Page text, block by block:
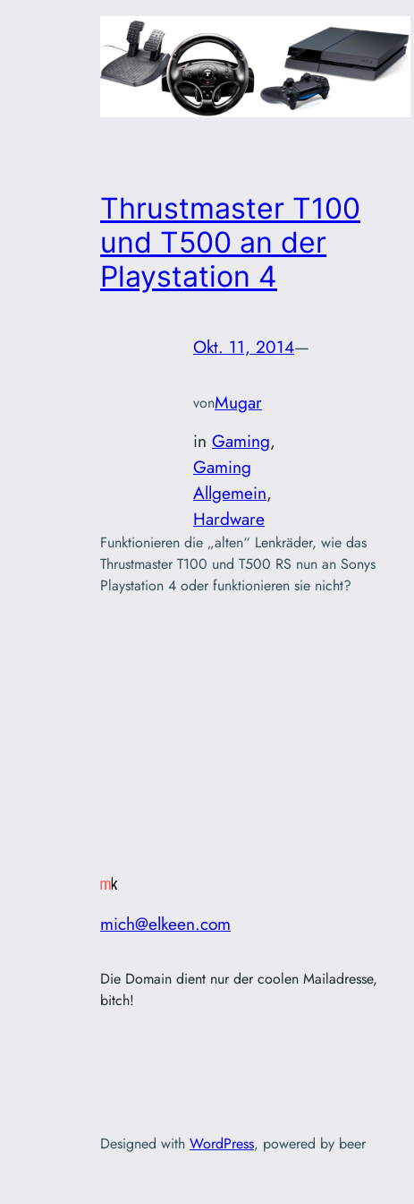
Thrustmaster T100
und T500 an der
Playstation 4
Okt. 11, 2014—
vonMugar
in Gaming
Gaming
Allgemein
Hardware
Funktionieren die „alten“ Lenkräder, wie das
Thrustmaster T100 und T500 RS nun an Sonys
Playstation 4 oder funktionieren sie nicht?
mich@elkeen.com
Die Domain dient nur der coolen Mailadresse,
bitch!
Designed with WordPress, powered by beer